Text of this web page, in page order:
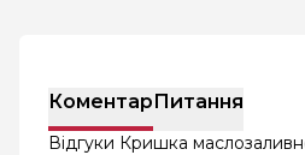
КоментарПитання
Відгуки Кришка